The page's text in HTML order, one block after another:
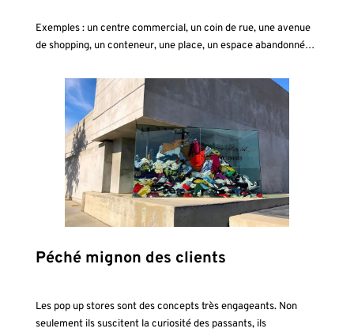
Exemples : un centre commercial, un coin de rue, une avenue
de shopping, un conteneur, une place, un espace abandonné…
Péché mignon des clients
Les pop up stores sont des concepts très engageants. Non
seulement ils suscitent la curiosité des passants, ils